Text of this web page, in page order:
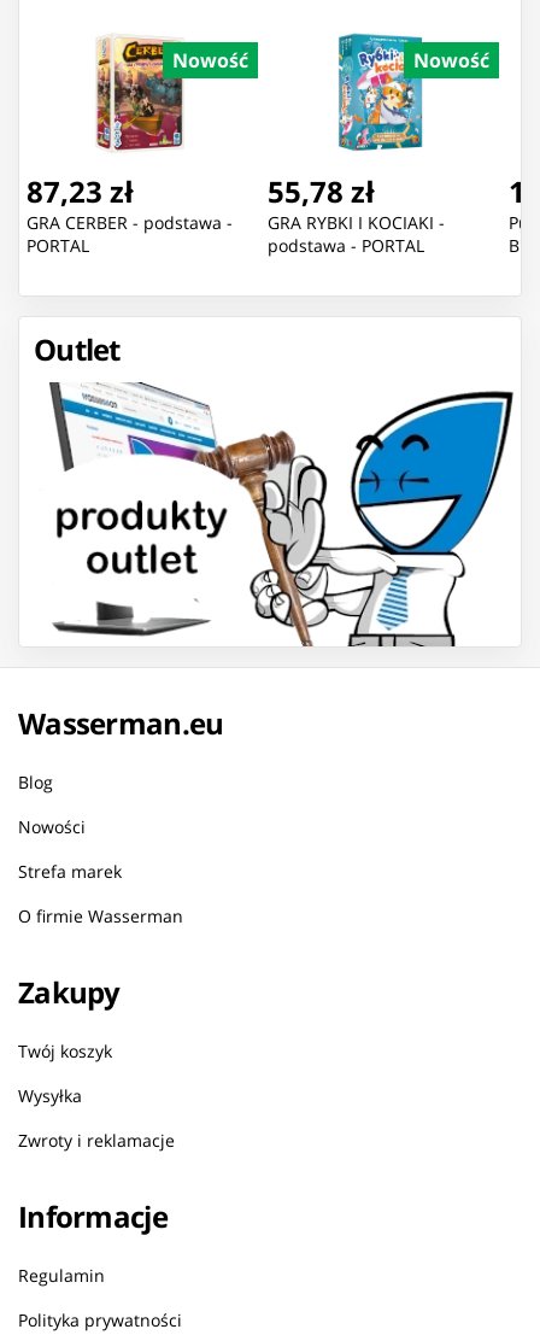
Nowość
87,23 zł
GRA CERBER - podstawa -
PORTAL
Nowość
55,78 zł
GRA RYBKI I KOCIAKI -
podstawa - PORTAL
Outlet
Wasserman.eu
Blog
Nowości
Strefa marek
O firmie Wasserman
Zakupy
Twój koszyk
Wysyłka
Zwroty i reklamacje
Informacje
Regulamin
Polityka prywatności